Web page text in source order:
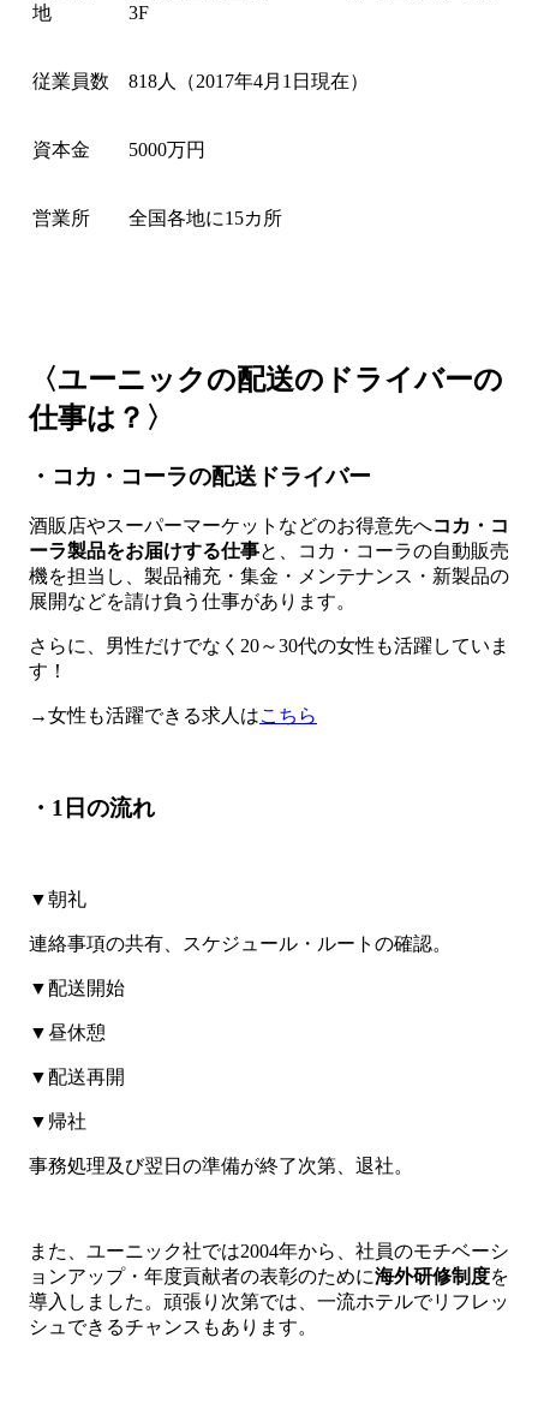
地
3F
従業員数 818人（2017年4月1日現在）
資本金 5000万円
営業所 全国各地に15カ所
〈ユーニックの配送のドライバーの
仕事は？〉
・コカ・コーラの配送ドライバー
酒販店やスーパーマーケットなどのお得意先へコカ・コ
ーラ製品をお届けする仕事と、コカ・コーラの自動販売
機を担当し、製品補充・集金・メンテナンス・新製品の
展開などを請け負う仕事があります。
さらに、男性だけでなく20～30代の女性も活躍していま
す！
→女性も活躍できる求人はこちら
・1日の流れ
▼朝礼
連絡事項の共有、スケジュール・ルートの確認。
▼配送開始
▼昼休憩
▼配送再開
▼帰社
事務処理及び翌日の準備が終了次第、退社。
また、ユーニック社では2004年から、社員のモチベーシ
ョンアップ・年度貢献者の表彰のために海外研修制度を
導入しました。頑張り次第では、一流ホテルでリフレッ
シュできるチャンスもあります。